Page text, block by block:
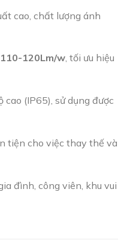
cao, chất lượng ánh
110-120Lm/w, tối ưu hiệu
(IP65), sử dụng được
tiện cho việc thay thế và
đình, công viên, khu vui